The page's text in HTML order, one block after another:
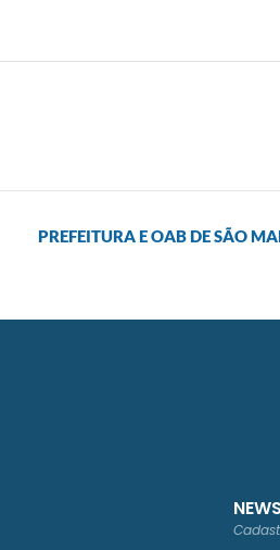
PREFEITURA E OAB DE SÃO